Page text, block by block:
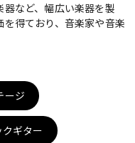
アコギ/エレアコ
パーカッション
など、幅広い楽器を製
得ており、音楽家や音楽
ージ
ギター